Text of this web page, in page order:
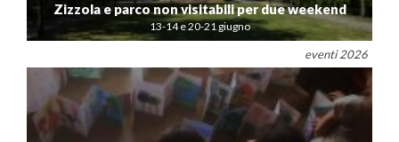
Zizzola e parco non visitabili per due weekend
13-14 e 20-21 giugno
eventi 2026